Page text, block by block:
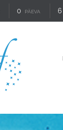
0 PÄEVA 6